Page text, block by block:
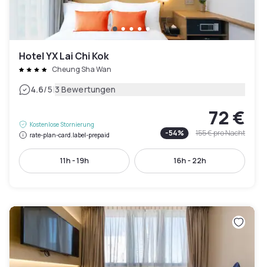
Hotel YX Lai Chi Kok
Cheung Sha Wan
4.6/5|3 Bewertungen
Kostenlose Stornierung
rate-plan-card.label-prepaid
72 €
-54% 155 €pro Nacht
11h - 19h 16h - 22h